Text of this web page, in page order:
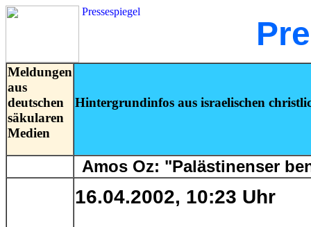
Pressespiegel
Meldungen
aus
deutschen
säkularen
Medien
Hintergrundinfos aus israelischen
Amos Oz: "Palästinenser
16.04.2002, 10:23 Uhr